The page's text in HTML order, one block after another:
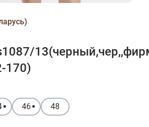
170)
46 48